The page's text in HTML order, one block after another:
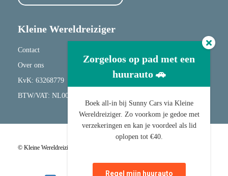
Kleine Wereldreiziger
Contact
Over ons
KvK: 63268779
BTW/VAT: NL001682417B20
© Kleine Wereldreiziger |
Zorgeloos op pad met een
huurauto 🚗
Boek all-in bij Sunny Cars via Kleine
Wereldreiziger. Zo voorkom je gedoe met
verzekeringen en kan je voordeel als lid
oplopen tot €40.
Regel mijn huurauto